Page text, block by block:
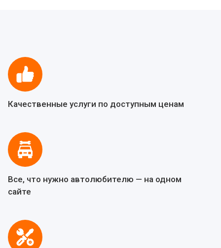
Качественные услуги по доступным ценам
Все, что нужно автолюбителю — на одном
сайте